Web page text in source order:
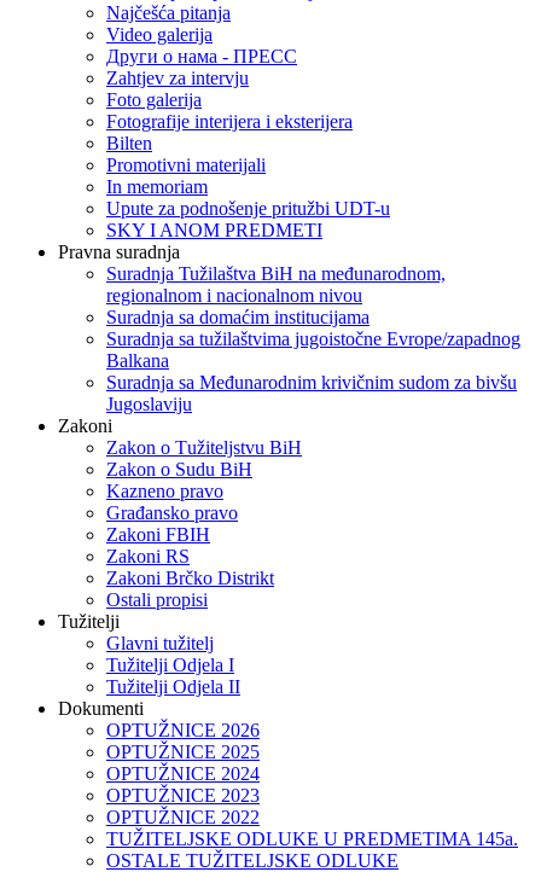
Najčešća pitanja
Video galerija
Други о нама - ПРЕСC
Zahtjev za intervju
Foto galerija
Fotografije interijera i eksterijera
Bilten
Promotivni materijali
In memoriam
Upute za podnošenje pritužbi UDT-u
SKY I ANOM PREDMETI
Pravna suradnja
Suradnja Tužilaštva BiH na međunarodnom,
regionalnom i nacionalnom nivou
Suradnja sa domaćim institucijama
Suradnja sa tužilaštvima jugoistočne Evrope/zapadnog
Balkana
Suradnja sa Međunarodnim krivičnim sudom za bivšu
Jugoslaviju
Zakoni
Zakon o Тužiteljstvu BiH
Zakon o Sudu BiH
Kazneno pravo
Građansko pravo
Zakoni FBIH
Zakoni RS
Zakoni Brčko Distrikt
Ostali propisi
Tužitelji
Glavni tužitelj
Tužitelji Odjela I
Tužitelji Odjela II
Dokumenti
OPTUŽNICE 2026
OPTUŽNICE 2025
OPTUŽNICE 2024
OPTUŽNICE 2023
OPTUŽNICE 2022
TUŽITELJSKE ODLUKE U PREDMETIMA 145a.
OSTALE TUŽITELJSKE ODLUKE